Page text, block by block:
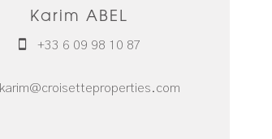
Karim ABEL
+33 6 09 98 10 87
karim@croisetteproperties.com